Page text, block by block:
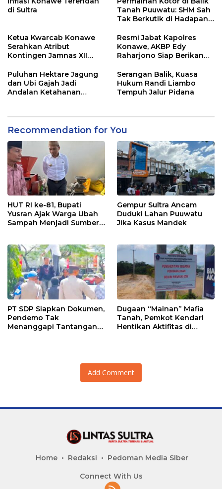
di Sultra
Tanah Puuwatu: SHM Sah
Tak Berkutik di Hadapan
Ketua Kwarcab Konawe
Serahkan Atribut
Kontingen Jamnas XII
Resmi Jabat Kapolres
Konawe, AKBP Edy
Raharjono Siap Berikan
Puluhan Hektare Jagung
dan Ubi Gajah Jadi
Andalan Ketahanan
Serangan Balik, Kuasa
Hukum Randi Liambo
Tempuh Jalur Pidana
Recommendation for You
HUT RI ke-81, Bupati
Yusran Ajak Warga Ubah
Sampah Menjadi Sumber
Gempur Sultra Ancam
Duduki Lahan Puuwatu
Jika Kasus Mandek
PT SDP Siapkan Dokumen,
Pendemo Tak
Menanggapi Tantangan
Dugaan “Mainan” Mafia
Tanah, Pemkot Kendari
Hentikan Aktifitas di
Add Comment
Home Redaksi Pedoman Media Siber
Connect With Us